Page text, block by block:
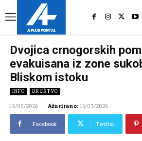
Dvojica crnogorskih
evakuisana iz zone
Bliskom istoku
INFO DRUŠTVO
16/03/2026 Ažurirano: 16/03/2026
Facebook Twitter